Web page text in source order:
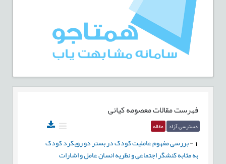
فهرست مقالاتمعصومه کیانی
دسترسی آزاد مقاله
-بررسی مفهوم عاملیت کودک در بستر دو رویکرد کودک
به مثابه کنشگر اجتماعی و نظریه انسان عامل و اشارات